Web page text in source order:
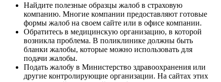
Найдите полезные образцы жалоб в страховую
компанию. Многие компании предоставляют готовые
формы жалоб на своем сайте или в офисе компании.
Обратитесь в медицинскую организацию, в которой
возникла проблема. В поликлинике должны быть
бланки жалобы, которые можно использовать для
подачи жалобы.
Подать жалобу в Министерство здравоохранения или
другие контролирующие организации. На сайтах этих